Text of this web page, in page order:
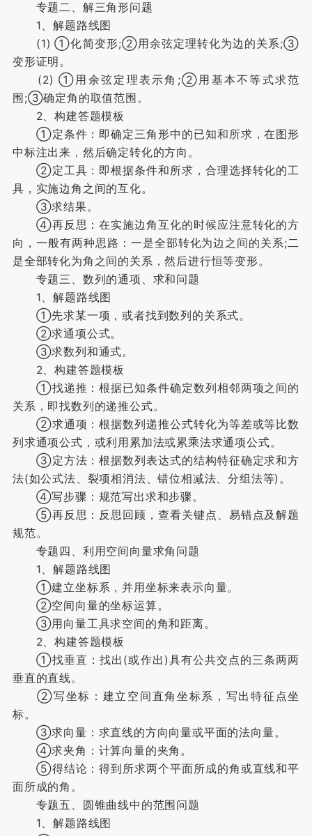
专题二、解三角形问题
1、解题路线图
(1) ①化简变形;②用余弦定理转化为边的关系;③
变形证明。
(2) ①用余弦定理表示角;②用基本不等式求范
围;③确定角的取值范围。
2、构建答题模板
①定条件：即确定三角形中的已知和所求，在图形
中标注出来，然后确定转化的方向。
②定工具：即根据条件和所求，合理选择转化的工
具，实施边角之间的互化。
③求结果。
④再反思：在实施边角互化的时候应注意转化的方
向，一般有两种思路：一是全部转化为边之间的关系;二
是全部转化为角之间的关系，然后进行恒等变形。
专题三、数列的通项、求和问题
1、解题路线图
①先求某一项，或者找到数列的关系式。
②求通项公式。
③求数列和通式。
2、构建答题模板
①找递推：根据已知条件确定数列相邻两项之间的
关系，即找数列的递推公式。
②求通项：根据数列递推公式转化为等差或等比数
列求通项公式，或利用累加法或累乘法求通项公式。
③定方法：根据数列表达式的结构特征确定求和方
法(如公式法、裂项相消法、错位相减法、分组法等)。
④写步骤：规范写出求和步骤。
⑤再反思：反思回顾，查看关键点、易错点及解题
规范。
专题四、利用空间向量求角问题
1、解题路线图
①建立坐标系，并用坐标来表示向量。
②空间向量的坐标运算。
③用向量工具求空间的角和距离。
2、构建答题模板
①找垂直：找出(或作出)具有公共交点的三条两两
垂直的直线。
②写坐标：建立空间直角坐标系，写出特征点坐
标。
③求向量：求直线的方向向量或平面的法向量。
④求夹角：计算向量的夹角。
⑤得结论：得到所求两个平面所成的角或直线和平
面所成的角。
专题五、圆锥曲线中的范围问题
1、解题路线图